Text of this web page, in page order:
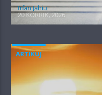
Irfan Jahiu
20 KORRIK, 2026
ARTIKUJ